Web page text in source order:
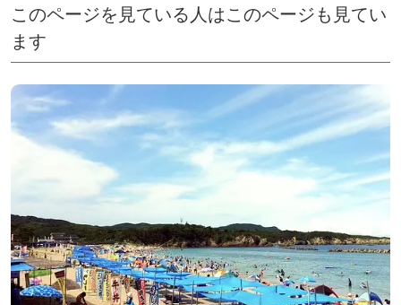
このページを見ている人はこのページも見てい
ます